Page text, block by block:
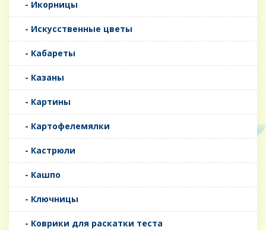
- Икорницы
- Искусственные цветы
- Кабареты
- Казаны
- Картины
- Картофелемялки
- Кастрюли
- Кашпо
- Ключницы
- Коврики для раскатки теста